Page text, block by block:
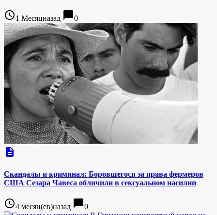
access_time1 Месяцназад chat_bubble0
description
Скандалы и криминал: Боровшегося за права фермеров
США Сезара Чавеса обличили в сексуальном насилии
access_time4 месяц(ев)назад chat_bubble0